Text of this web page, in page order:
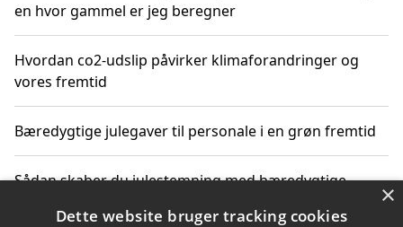
en hvor gammel er jeg beregner
Hvordan co2-udslip påvirker klimaforandringer og
vores fremtid
Bæredygtige julegaver til personale i en grøn fremtid
Sådan skaber du julestemning med bæredygtige
×
Dette website bruger tracking cookies